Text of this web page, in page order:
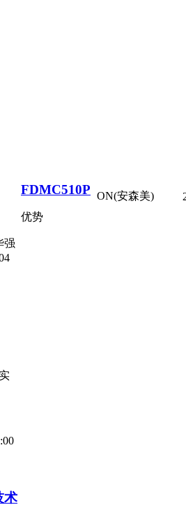
强
FDMC510P
优势
ON(安森美)
术